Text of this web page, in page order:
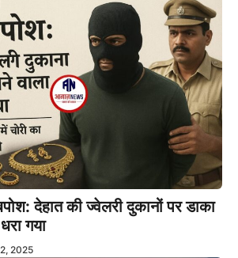
देहात की ज्वेलरी दुकानों पर डाका
गया
2025